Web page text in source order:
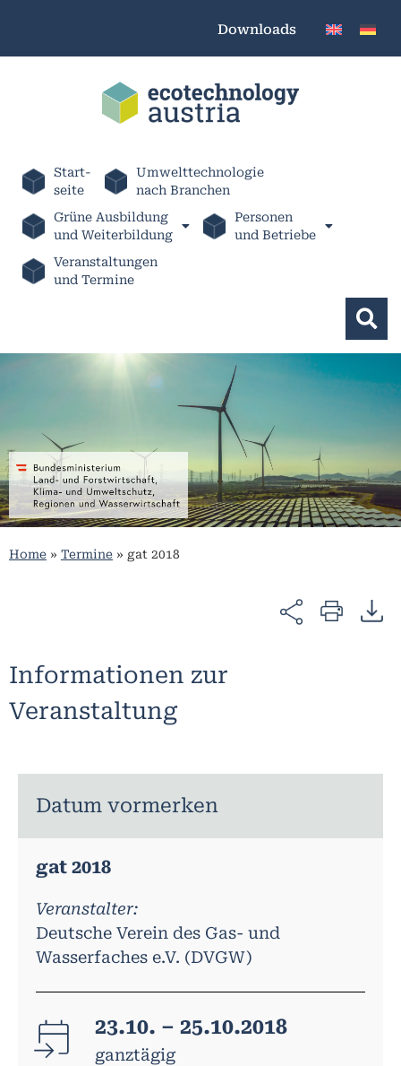
Downloads
Start-
seite
Umwelttechnologie
nach Branchen
Grüne Ausbildung
und Weiterbildung
Personen
und Betriebe
Veranstaltungen
und Termine
Home » Termine » gat 2018
Informationen zur
Veranstaltung
Datum vormerken
gat 2018
Veranstalter:
Deutsche Verein des Gas- und
Wasserfaches e.V. (DVGW)
23.10. – 25.10.2018
ganztägig